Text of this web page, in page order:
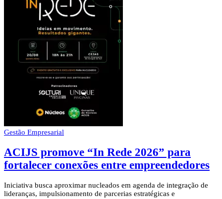
Gestão Empresarial
ACIJS promove “In Rede 2026” para
fortalecer conexões entre empreendedores
Iniciativa busca aproximar nucleados em agenda de integração de
lideranças, impulsionamento de parcerias estratégicas e